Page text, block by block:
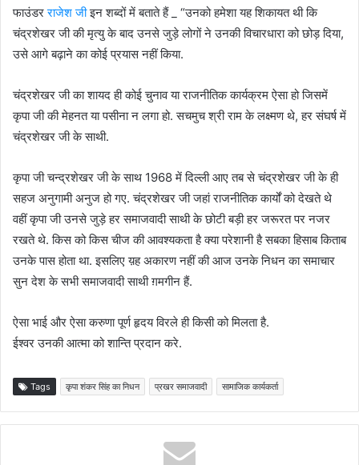
फाउंडरराजेश जीइन शब्दों में बताते हैं _ “उनको हमेशा यह शिकायत थी कि
चंद्रशेखर जी की मृत्यु के बाद उनसे जुड़े लोगों ने उनकी विचारधारा को छोड़ दिया,
उसे आगे बढ़ाने का कोई प्रयास नहीं किया.
चंद्रशेखर जी का शायद ही कोई चुनाव या राजनीतिक कार्यक्रम ऐसा हो जिसमें
कृपा जी की मेहनत या पसीना न लगा हो. सचमुच श्री राम के लक्ष्मण थे, हर संघर्ष में
चंद्रशेखर जी के साथी.
कृपा जी चन्द्रशेखर जी के साथ 1968 में दिल्ली आए तब से चंद्रशेखर जी के ही
सहज अनुगामी अनुज हो गए. चंद्रशेखर जी जहां राजनीतिक कार्यों को देखते थे
वहीं कृपा जी उनसे जुड़े हर समाजवादी साथी के छोटी बड़ी हर जरूरत पर नजर
रखते थे. किस को किस चीज की आवश्यकता है क्या परेशानी है सबका हिसाब किताब
उनके पास होता था. इसलिए य़ह अकारण नहीं की आज उनके निधन का समाचार
सुन देश के सभी समाजवादी साथी ग़मगीन हैं.
ऐसा भाई और ऐसा करुणा पूर्ण हृदय विरले ही किसी को मिलता है.
ईश्वर उनकी आत्मा को शान्ति प्रदान करे.
Tags कृपा शंकर सिंह का निधन प्रखर समाजवादी सामाजिक कार्यकर्ता